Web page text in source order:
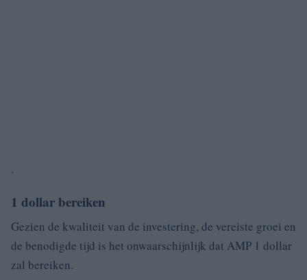
.
1 dollar bereiken
Gezien de kwaliteit van de investering, de vereiste groei en
de benodigde tijd is het onwaarschijnlijk dat AMP 1 dollar
zal bereiken.